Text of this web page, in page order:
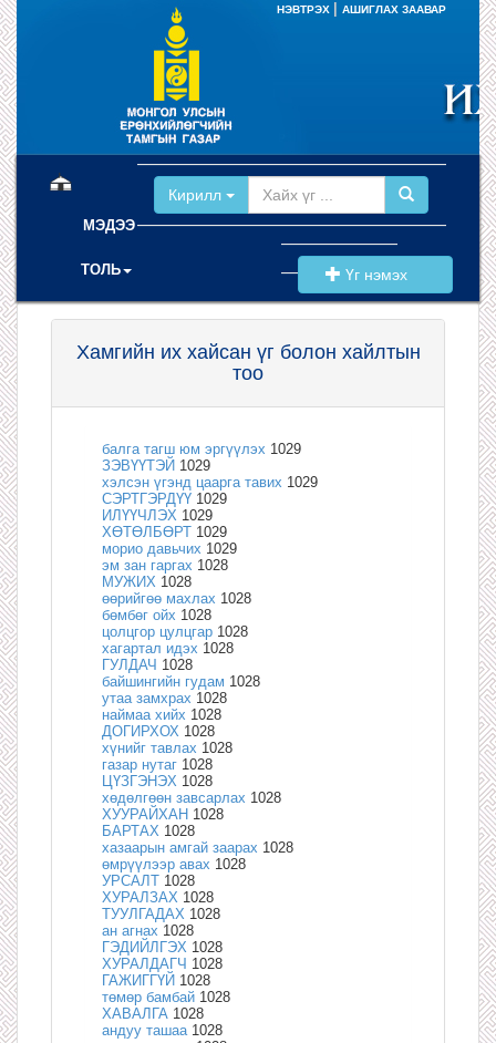
НЭВТРЭХ АШИГЛАХ ЗААВАР
МЭДЭЭ
ТОЛЬ
Кирилл
Үг нэмэх
Хамгийн их хайсан үг болон хайлтын
тоо
балга тагш юм эргүүлэх 1029
ЗЭВҮҮТЭЙ 1029
хэлсэн үгэнд цаарга тавих 1029
СЭРТГЭРДҮҮ 1029
ИЛҮҮЧЛЭХ 1029
ХӨТӨЛБӨРТ 1029
морио давьчих 1029
эм зан гаргах 1028
МУЖИХ 1028
өөрийгөө махлах 1028
бөмбөг ойх 1028
цолцгор цулцгар 1028
хагартал идэх 1028
ГУЛДАЧ 1028
байшингийн гудам 1028
утаа замхрах 1028
наймаа хийх 1028
ДОГИРХОХ 1028
хүнийг тавлах 1028
газар нутаг 1028
ЦҮЗГЭНЭХ 1028
хөдөлгөөн завсарлах 1028
ХУУРАЙХАН 1028
БАРТАХ 1028
хазаарын амгай заарах 1028
өмрүүлээр авах 1028
УРСАЛТ 1028
ХУРАЛЗАХ 1028
ТУУЛГАДАХ 1028
ан агнах 1028
ГЭДИЙЛГЭХ 1028
ХУРАЛДАГЧ 1028
ГАЖИГГҮЙ 1028
төмөр бамбай 1028
ХАВАЛГА 1028
андуу ташаа 1028